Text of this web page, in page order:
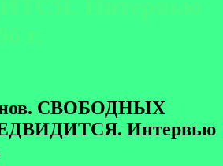
СВОБОДНЫХ
Интервью